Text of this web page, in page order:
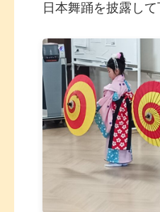
日本舞踊を披露し